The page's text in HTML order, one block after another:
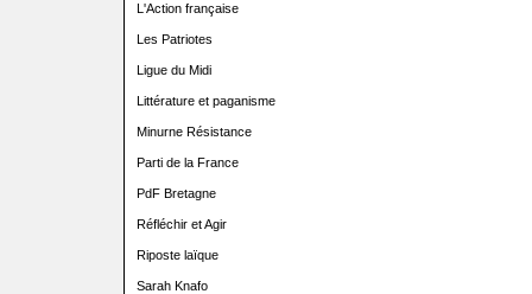
L'Action française
Les Patriotes
Ligue du Midi
Littérature et paganisme
Minurne Résistance
Parti de la France
PdF Bretagne
Réfléchir et Agir
Riposte laïque
Sarah Knafo